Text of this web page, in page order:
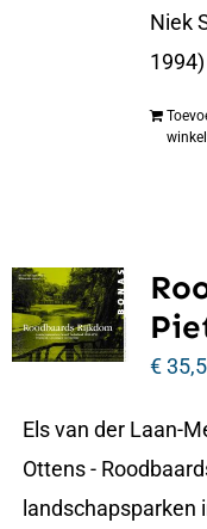
Niek
€
Els van der Laan-
Ottens -
landschapsparken